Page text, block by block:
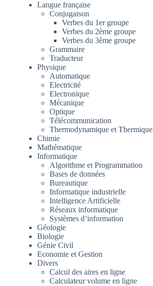
Langue française
Conjugaison
Verbes du 1er groupe
Verbes du 2ème groupe
Verbes du 3ème groupe
Grammaire
Traducteur
Physique
Automatique
Electricité
Electronique
Mécanique
Optique
Télécommunication
Thermodynamique et Thermique
Chimie
Mathématique
Informatique
Algorithme et Programmation
Bases de données
Bureautique
Informatique industrielle
Intelligence Artificielle
Réseaux informatique
Systèmes d’information
Géologie
Biologie
Génie Civil
Economie et Gestion
Divers
Calcul des aires en ligne
Calculateur volume en ligne